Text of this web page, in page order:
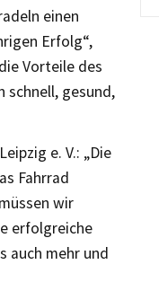
einen
Erfolg“,
Vorteile des
schnell, gesund,
e. V.: „Die
Fahrrad
wir
erfolgreiche
auch mehr und